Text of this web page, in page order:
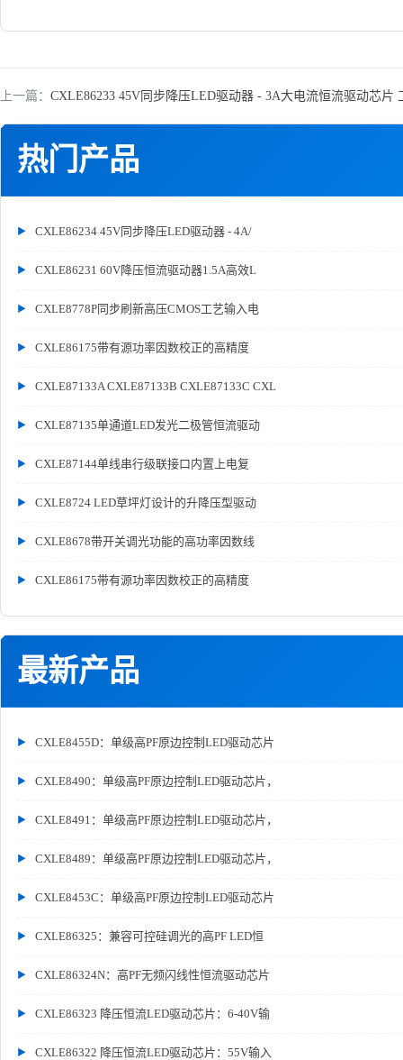
热门产品
CXLE86234 45V同步降压LED驱动器 - 4A/
CXLE86231 60V降压恒流驱动器1.5A高效L
CXLE8778P同步刷新高压CMOS工艺输入电
CXLE86175带有源功率因数校正的高精度
CXLE87133A CXLE87133B CXLE87133C CXL
CXLE87135单通道LED发光二极管恒流驱动
CXLE87144单线串行级联接口内置上电复
CXLE8724 LED草坪灯设计的升降压型驱动
CXLE8678带开关调光功能的高功率因数线
CXLE86175带有源功率因数校正的高精度
最新产品
CXLE8455D：单级高PF原边控制LED驱动芯片
CXLE8490：单级高PF原边控制LED驱动芯片，
CXLE8491：单级高PF原边控制LED驱动芯片，
CXLE8489：单级高PF原边控制LED驱动芯片，
CXLE8453C：单级高PF原边控制LED驱动芯片
CXLE86325：兼容可控硅调光的高PF LED恒
CXLE86324N：高PF无频闪线性恒流驱动芯片
CXLE86323 降压恒流LED驱动芯片：6-40V输
CXLE86322 降压恒流LED驱动芯片：55V输入
上一篇： CXLE86233 45V同步降压LED驱动器 - 3A大电流恒流驱动芯片